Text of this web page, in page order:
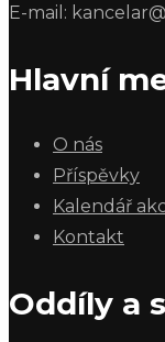
E-mail:
Hlavní
O nás
Příspěvky
Kalendář
Kontakt
Oddíly a